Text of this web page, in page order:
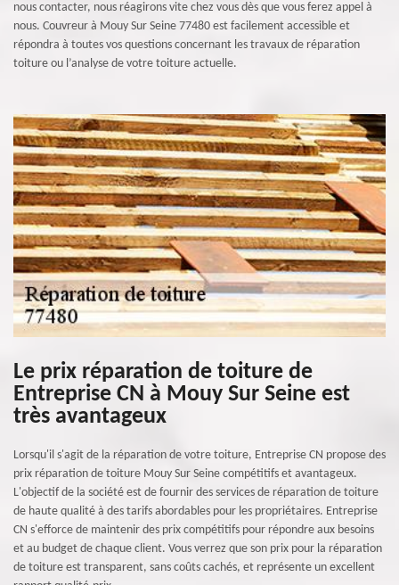
nous contacter, nous réagirons vite chez vous dès que vous ferez appel à
nous. Couvreur à Mouy Sur Seine 77480 est facilement accessible et
répondra à toutes vos questions concernant les travaux de réparation
toiture ou l’analyse de votre toiture actuelle.
Le prix réparation de toiture de
Entreprise CN à Mouy Sur Seine est
très avantageux
Lorsqu'il s'agit de la réparation de votre toiture, Entreprise CN propose des
prix réparation de toiture Mouy Sur Seine compétitifs et avantageux.
L'objectif de la société est de fournir des services de réparation de toiture
de haute qualité à des tarifs abordables pour les propriétaires. Entreprise
CN s'efforce de maintenir des prix compétitifs pour répondre aux besoins
et au budget de chaque client. Vous verrez que son prix pour la réparation
de toiture est transparent, sans coûts cachés, et représente un excellent